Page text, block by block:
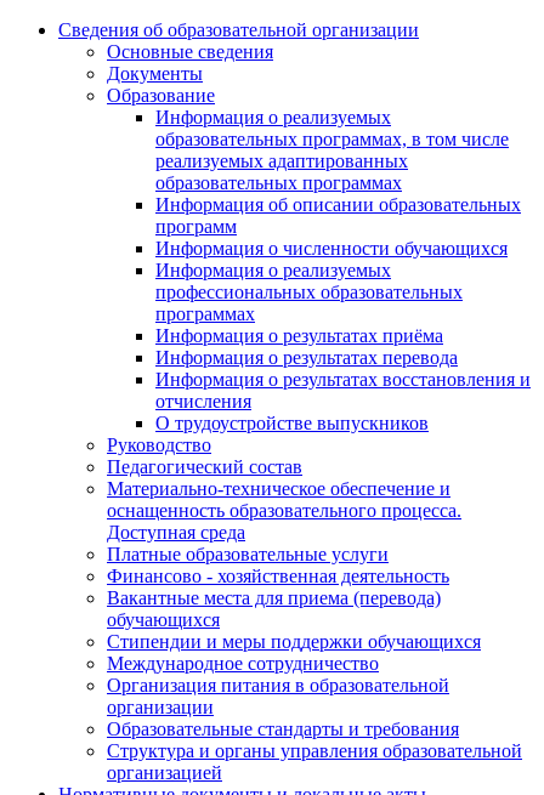
Сведения об образовательной организации
Основные сведения
Документы
Образование
Информация о реализуемых
образовательных программах, в том числе
реализуемых адаптированных
образовательных программах
Информация об описании образовательных
программ
Информация о численности обучающихся
Информация о реализуемых
профессиональных образовательных
программах
Информация о результатах приёма
Информация о результатах перевода
Информация о результатах восстановления и
отчисления
О трудоустройстве выпускников
Руководство
Педагогический состав
Материально-техническое обеспечение и
оснащенность образовательного процесса.
Доступная среда
Платные образовательные услуги
Финансово - хозяйственная деятельность
Вакантные места для приема (перевода)
обучающихся
Стипендии и меры поддержки обучающихся
Международное сотрудничество
Организация питания в образовательной
организации
Образовательные стандарты и требования
Структура и органы управления образовательной
организацией